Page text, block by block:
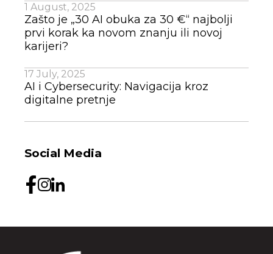
1 August, 2025
Zašto je „30 AI obuka za 30 €“ najbolji
prvi korak ka novom znanju ili novoj
karijeri?
17 July, 2025
AI i Cybersecurity: Navigacija kroz
digitalne pretnje
Social Media